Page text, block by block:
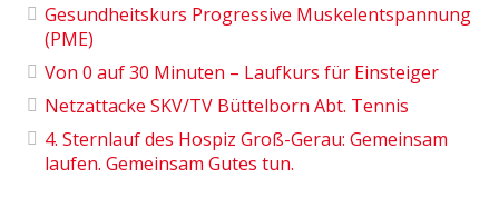
Gesundheitskurs Progressive Muskelentspannung
(PME)
Von 0 auf 30 Minuten – Laufkurs für Einsteiger
Netzattacke SKV/TV Büttelborn Abt. Tennis
4. Sternlauf des Hospiz Groß-Gerau: Gemeinsam
laufen. Gemeinsam Gutes tun.